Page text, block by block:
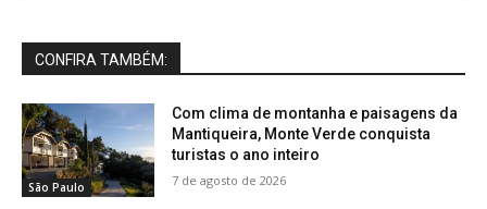
CONFIRA TAMBÉM:
São Paulo
Com clima de montanha e paisagens da
Mantiqueira, Monte Verde conquista
turistas o ano inteiro
7 de agosto de 2026